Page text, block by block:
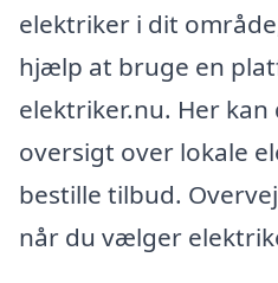
elektriker i dit
hjælp at bruge en
elektriker.nu. Her kan
oversigt over lokale
bestille tilbud.
når du vælger